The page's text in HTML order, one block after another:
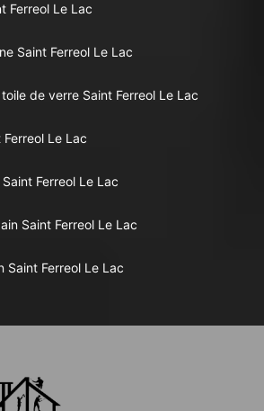
Ferreol Le Lac
Saint Ferreol Le Lac
de verre Saint Ferreol Le Lac
Le Lac
Ferreol Le Lac
Saint Ferreol Le Lac
Saint Ferreol Le Lac